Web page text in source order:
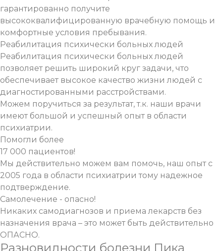
гарантированно получите
высококвалифицированную врачебную помощь и
комфортные условия пребывания.
Реабилитация психически больных людей
Реабилитация психически больных людей
позволяет решить широкий круг задачи, что
обеспечивает высокое качество жизни людей с
диагностированными расстройствами.
Можем поручиться за результат, т.к. наши врачи
имеют большой и успешный опыт в области
психиатрии.
Помогли более
17 000 пациентов!
Мы действительно можем вам помочь, наш опыт с
2005 года в области психиатрии тому надежное
подтверждение.
Самолечение - опасно!
Никаких самодиагнозов и приема лекарств без
назначения врача – это может быть действительно
ОПАСНО.
Разновидности болезни Пика